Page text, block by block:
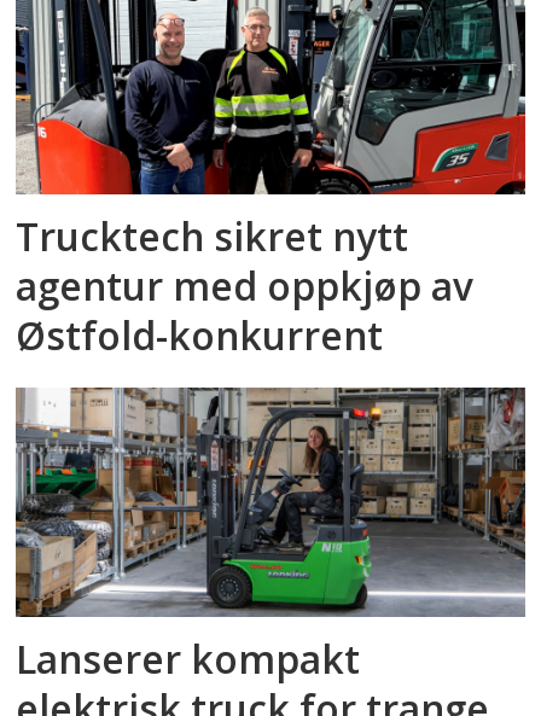
Trucktech sikret nytt
agentur med oppkjøp av
Østfold-konkurrent
Lanserer kompakt